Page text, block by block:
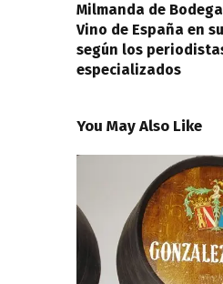
Milmanda de
Vino de España en
según los
especializados
You May Also Like